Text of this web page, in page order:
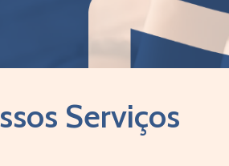
Serviços